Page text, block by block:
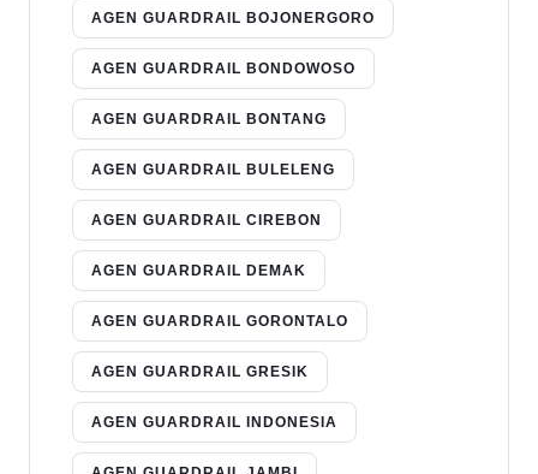
AGEN GUARDRAIL BOJONERGORO
AGEN GUARDRAIL BONDOWOSO
AGEN GUARDRAIL BONTANG
AGEN GUARDRAIL BULELENG
AGEN GUARDRAIL CIREBON
AGEN GUARDRAIL DEMAK
AGEN GUARDRAIL GORONTALO
AGEN GUARDRAIL GRESIK
AGEN GUARDRAIL INDONESIA